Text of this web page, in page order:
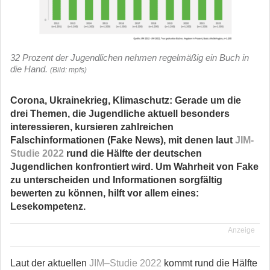
32 Prozent der Jugendlichen nehmen regelmäßig ein Buch in
die Hand. (Bild: mpfs)
Corona, Ukrainekrieg, Klimaschutz: Gerade um die
drei Themen, die Jugendliche aktuell
besonders
interessieren, kursieren zahlreichen
Falschinformationen (Fake News), mit denen laut JIM-
Studie 2022 rund die Hälfte der deutschen
Jugendlichen konfrontiert wird . Um Wahrheit von Fake
zu unterscheiden und Informationen sorgfältig
bewerten zu können, hilft vor allem eines:
Lesekompetenz.
Anzeige
Lautder aktuellen JIM–Studie 2022 kommt rund die Hälfte